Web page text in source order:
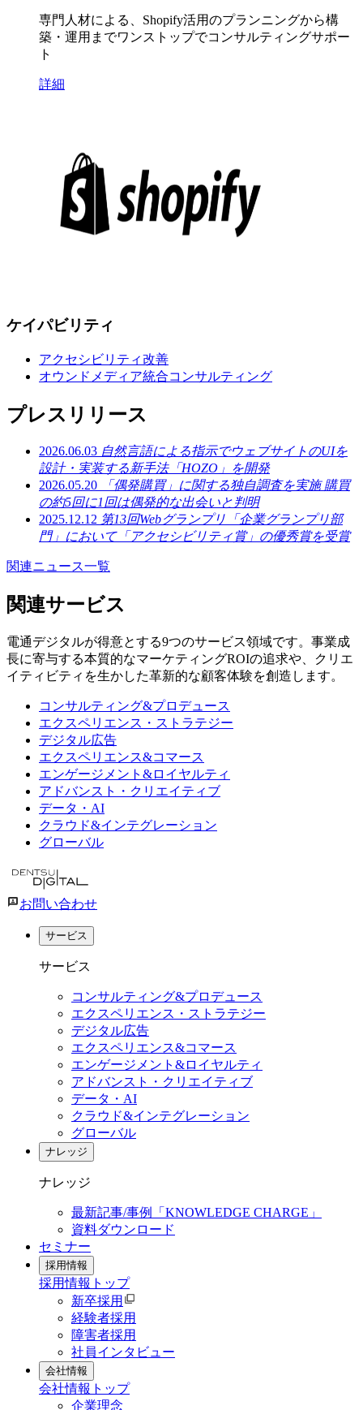
専門人材による、Shopify活用のプランニングから構
築・運用までワンストップでコンサルティングサポー
ト
詳細
ケイパビリティ
アクセシビリティ改善
オウンドメディア統合コンサルティング
プレスリリース
2026.06.03 自然言語による指示でウェブサイトのUIを
設計・実装する新手法「HOZO」を開発
2026.05.20
「偶発購買」に関する独自調査を実施 購買
の約5回に1回は偶発的な出会いと判明
2025.12.12 第13回Webグランプリ「企業グランプリ部
門」において「アクセシビリティ賞」の優秀賞を受賞
関連ニュース一覧
関連サービス
電通デジタルが得意とする9つのサービス領域です。事業成
長に寄与する本質的なマーケティングROIの追求や、クリエ
イティビティを生かした革新的な顧客体験を創造します。
コンサルティング&プロデュース
エクスペリエンス・ストラテジー
デジタル広告
エクスペリエンス&コマース
エンゲージメント&ロイヤルティ
アドバンスト・クリエイティブ
データ・AI
クラウド&インテグレーション
グローバル
お問い合わせ
サービス
サービス
コンサルティング&プロデュース
エクスペリエンス・ストラテジー
デジタル広告
エクスペリエンス&コマース
エンゲージメント&ロイヤルティ
アドバンスト・クリエイティブ
データ・AI
クラウド&インテグレーション
グローバル
ナレッジ
ナレッジ
最新記事/事例「KNOWLEDGE CHARGE」
資料ダウンロード
セミナー
採用情報
採用情報 トップ
新卒採用
経験者採用
障害者採用
社員インタビュー
会社情報
会社情報 トップ
企業理念